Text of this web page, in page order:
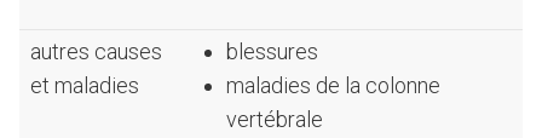
autres causes
et maladies
blessures
maladies de la colonne
vertébrale